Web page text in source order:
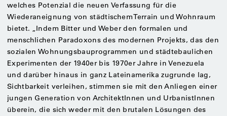
welches Potenzial die neuen Verfassung für die
Wiederaneignung von städtischem Terrain und Wohnraum
bietet. „Indem Bitter und Weber den formalen und
menschlichen Paradoxons des modernen Projekts, das den
sozialen Wohnungsbauprogrammen und städtebaulichen
Experimenten der 1940er bis 1970er Jahre in Venezuela
und darüber hinaus in ganz Lateinamerika zugrunde lag,
Sichtbarkeit verleihen, stimmen sie mit den Anliegen einer
jungen Generation von ArchitektInnen und UrbanistInnen
überein, die sich weder mit den brutalen Lösungen des